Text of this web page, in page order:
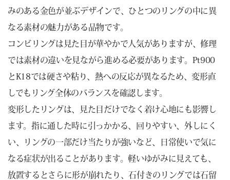
みのある金色が並ぶデザインで、ひとつのリングの中に異
なる素材の魅力がある品物です。
コンビリングは見た目が華やかで人気がありますが、修理
では素材の違いを見ながら進める必要があります。Pt900
とK18では硬さや粘り、熱への反応が異なるため、変形直
しでもリング全体のバランスを確認します。
変形したリングは、見た目だけでなく着け心地にも影響し
ます。指に通した時に引っかかる、回りやすい、外しにく
い、リングの一部だけ当たりが強いなど、日常使いで気に
なる症状が出ることがあります。軽いゆがみに見えても、
放置するとさらに形が崩れたり、石付きのリングでは石留